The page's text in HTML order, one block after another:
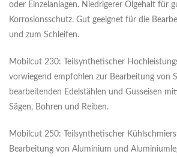
oder Einzelanlagen. Niedrigerer Ölgehalt für
Korrosionsschutz. Gut geeignet für die
und zum Schleifen.
Mobilcut 230: Teilsynthetischer
vorwiegend empfohlen zur Bearbeitung von
bearbeitenden Edelstählen und Gusseisen
Sägen, Bohren und Reiben.
Mobilcut 250: Teilsynthetischer
Bearbeitung von Aluminium und